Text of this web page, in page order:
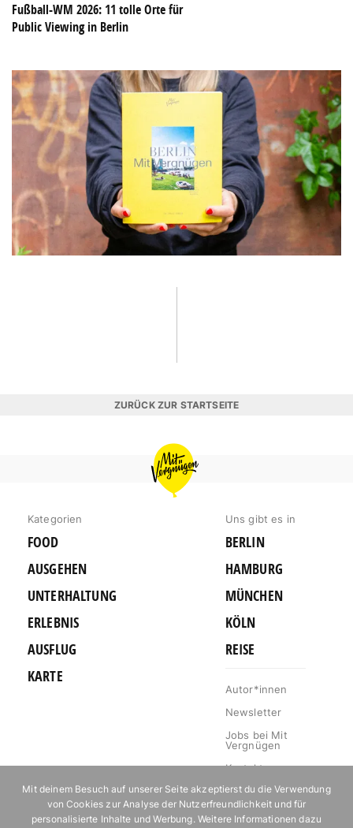
Fußball-WM 2026: 11 tolle Orte für
Public Viewing in Berlin
ZURÜCK ZUR STARTSEITE
MIT
VERGNÜGEN
BERLIN
Kategorien
FOOD
AUSGEHEN
UNTERHALTUNG
ERLEBNIS
AUSFLUG
KARTE
Uns gibt es in
BERLIN
HAMBURG
MÜNCHEN
KÖLN
REISE
Autor*innen
Newsletter
Jobs bei Mit
Vergnügen
Kontakt
Mediakit
Impressum
Mit deinem Besuch auf unserer Seite akzeptierst du die Verwendung
von Cookies zur Analyse der Nutzerfreundlichkeit und für
personalisierte Inhalte und Werbung. Weitere Informationen dazu